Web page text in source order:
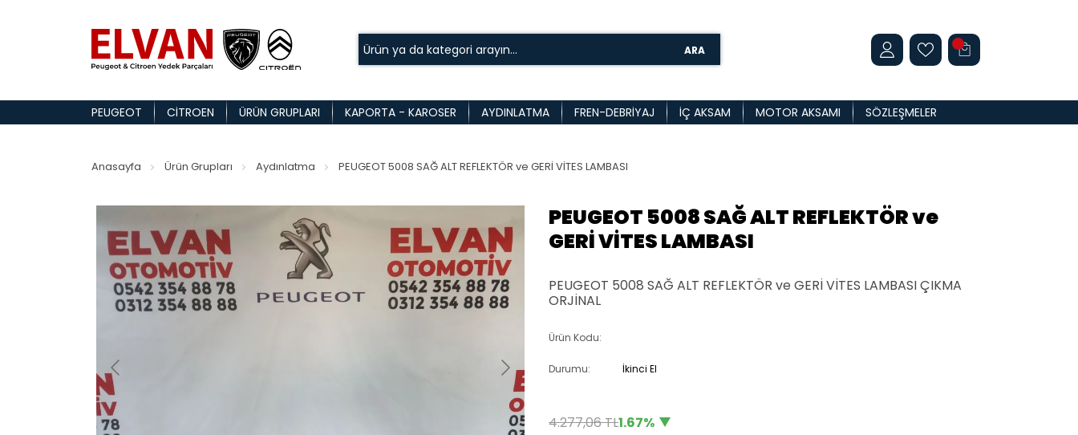
ARA
PEUGEOT CITROEN ÜRÜN GRUPLARI KAPORTA - KAROSER AYDINLATMA FREN-DEBRIYAJ İÇ AKSAM MOTOR AKSAMI SÖZLEŞMELER
Anasayfa Ürün Grupları Aydınlatma PEUGEOT 5008 SAĞ ALT REFLEKTÖR ve GERİ VİTES LAMBASI
PEUGEOT 5008 SAĞ ALT REFLEKTÖR ve
GERİ VİTES LAMBASI
PEUGEOT 5008 SAĞ ALT REFLEKTÖR ve GERİ VİTES LAMBASI ÇIKMA
ORJİNAL
Ürün Kodu:
Durumu: İkinci El
4.277,06 TL1.67%